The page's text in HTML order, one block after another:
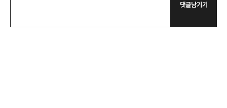
댓글남기기